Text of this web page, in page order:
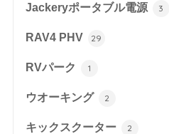
Jackeryポータブル電源 3
RAV4 PHV 29
RVパーク 1
ウオーキング 2
キックスクーター 2